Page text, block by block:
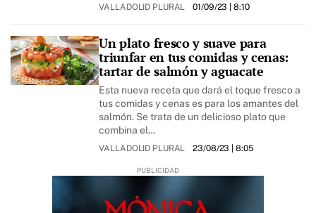
VALLADOLID PLURAL 01/09/23 | 8:10
Un plato fresco y suave para
triunfar en tus comidas y cenas:
tartar de salmón y aguacate
Esta nueva receta que dará el toque fresco a
tus comidas y cenas es para los amantes del
salmón. Se trata de un delicioso plato que
combina el…
VALLADOLID PLURAL 23/08/23 | 8:05